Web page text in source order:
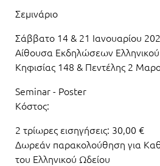
Σεμινάριο
Σάββατο 14 & 21 Ιανουαρίου
Αίθουσα Εκδηλώσεων
Κηφισίας 148 & Πεντέλης 2
Seminar - Poster
Κόστος:
2 τρίωρες εισηγήσεις: 30,00 €
Δωρεάν παρακολούθηση για
του Ελληνικού Ωδείου